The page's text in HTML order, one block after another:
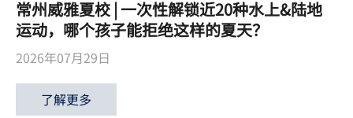
常州威雅夏校 | 一次性解锁近20种水上&陆地
运动，哪个孩子能拒绝这样的夏天？
2026年07月29日
了解更多